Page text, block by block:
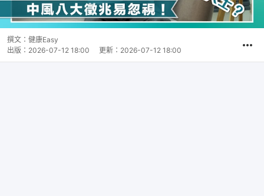
撰文： 健康Easy
出版： 2026-07-12 18:00 更新： 2026-07-12 18:00